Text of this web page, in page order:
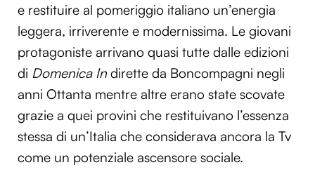
e restituire al pomeriggio italiano un’energia
leggera, irriverente e modernissima. Le giovani
protagoniste arrivano quasi tutte dalle edizioni
di Domenica In dirette da Boncompagni negli
anni Ottanta mentre altre erano state scovate
grazie a quei provini che restituivano l’essenza
stessa di un’Italia che considerava ancora la Tv
come un potenziale ascensore sociale.